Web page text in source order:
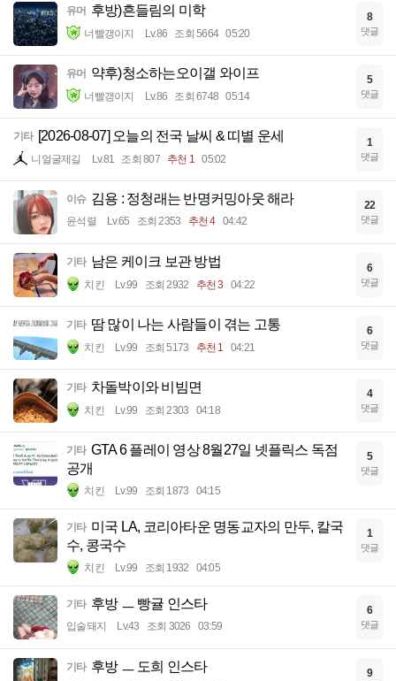
유머 후방)흔들림의 미학
너빨갱이지 Lv.86 조회 5664 05:20
8
댓글
유머 약후)청소하는오이갤 와이프
너빨갱이지 Lv.86 조회 6748 05:14
5
댓글
기타 [2026-08-07] 오늘의 전국 날씨 & 띠별 운세
니얼굴제길 Lv.81 조회 807 추천 1 05:02
1
댓글
이슈 김용 : 정청래는 반명커밍아웃 해라
윤석렬 Lv.65 조회 2353 추천 4 04:42
22
댓글
기타 남은 케이크 보관 방법
치킨 Lv.99 조회 2932 추천 3 04:22
6
댓글
기타 땀 많이 나는 사람들이 겪는 고통
치킨 Lv.99 조회 5173 추천 1 04:21
6
댓글
기타 차돌박이와 비빔면
치킨 Lv.99 조회 2303 04:18
4
댓글
기타 GTA 6 플레이 영상 8월27일 넷플릭스 독점
공개
치킨 Lv.99 조회 1873 04:15
5
댓글
기타 미국 LA, 코리아타운 명동교자의 만두, 칼국
수, 콩국수
치킨 Lv.99 조회 1932 04:05
1
댓글
기타 후방 ㅡ 빵귤 인스타
입술돼지 Lv.43 조회 3026 03:59
6
댓글
기타 후방 ㅡ 도희 인스타 9